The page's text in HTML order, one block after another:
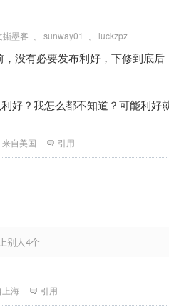
撕墨客 sunway01 luckzpz
没有必要发布利好，下修到底
好？我怎么都不知道？可能利好
自美国 引用
别人4个
海 引用